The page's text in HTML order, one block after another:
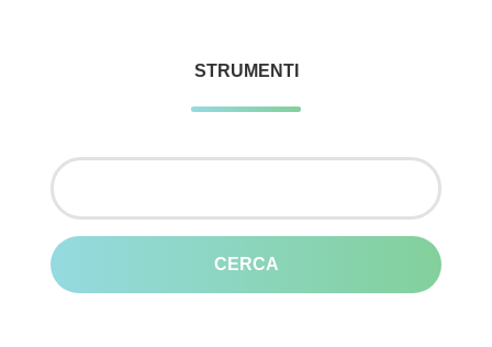
STRUMENTI
Ricerca